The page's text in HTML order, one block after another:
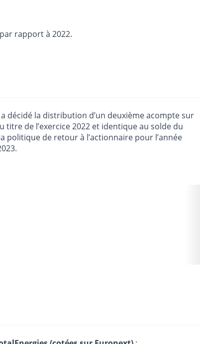
rapport à 2022.
décidé la distribution d’un deuxième acompte sur
titre de l’exercice 2022 et identique au solde du
politique de retour à l’actionnaire pour l’année